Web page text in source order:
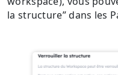
la structure” dans les